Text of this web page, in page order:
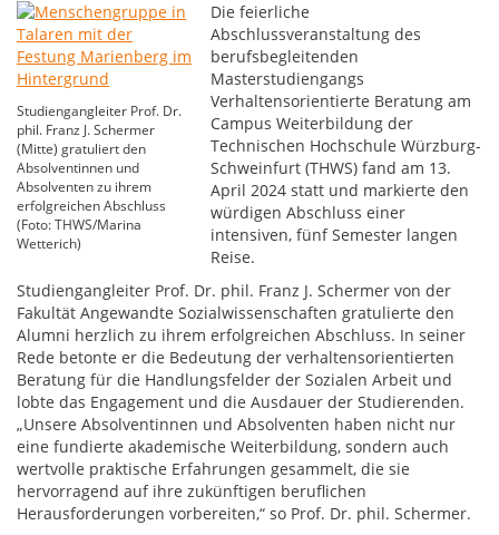
Studiengangleiter Prof. Dr.
phil. Franz J. Schermer
(Mitte) gratuliert den
Absolventinnen und
Absolventen zu ihrem
erfolgreichen Abschluss
(Foto: THWS/Marina
Wetterich)
Die feierliche
Abschlussveranstaltung des
berufsbegleitenden
Masterstudiengangs
Verhaltensorientierte Beratung am
Campus Weiterbildung der
Technischen Hochschule Würzburg-
Schweinfurt (THWS) fand am 13.
April 2024 statt und markierte den
würdigen Abschluss einer
intensiven, fünf Semester langen
Reise.
Studiengangleiter Prof. Dr. phil. Franz J. Schermer von der
Fakultät Angewandte Sozialwissenschaften gratulierte den
Alumni herzlich zu ihrem erfolgreichen Abschluss. In seiner
Rede betonte er die Bedeutung der verhaltensorientierten
Beratung für die Handlungsfelder der Sozialen Arbeit und
lobte das Engagement und die Ausdauer der Studierenden.
„Unsere Absolventinnen und Absolventen haben nicht nur
eine fundierte akademische Weiterbildung, sondern auch
wertvolle praktische Erfahrungen gesammelt, die sie
hervorragend auf ihre zukünftigen beruflichen
Herausforderungen vorbereiten,“ so Prof. Dr. phil. Schermer.